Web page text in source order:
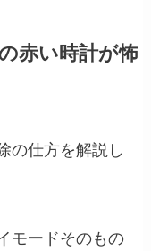
赤い時計が怖
の仕方を解説し
モードそのもの